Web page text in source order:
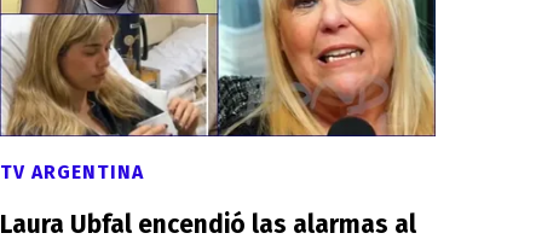
Laura Ubfal encendió las alarmas al
TV ARGENTINA